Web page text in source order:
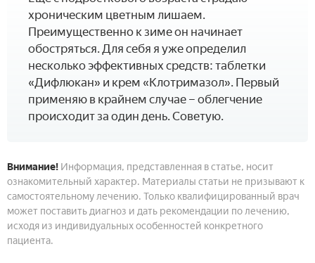
хроническим цветным лишаем.
Преимущественно к зиме он начинает
обостряться. Для себя я уже определил
несколько эффективных средств: таблетки
«Дифлюкан» и крем «Клотримазол». Первый
применяю в крайнем случае – облегчение
происходит за один день. Советую.
Внимание! Информация, представленная в статье, носит
ознакомительный характер. Материалы статьи не призывают к
самостоятельному лечению. Только квалифицированный врач
может поставить диагноз и дать рекомендации по лечению,
исходя из индивидуальных особенностей конкретного
пациента.